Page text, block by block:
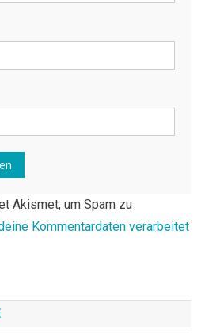
Akismet, um Spam zu
Kommentardaten verarbeitet